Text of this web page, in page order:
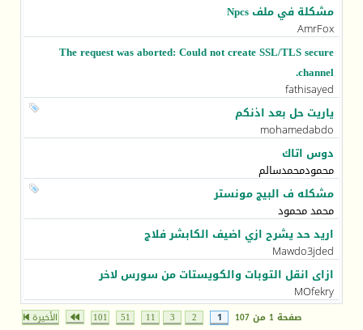
مشكلة في ملف Npcs
AmrFox
The request was aborted: Could not create SSL/TLS secure
channel.
fathisayed
ياريت حل بعد اذنكم
mohamedabdo
دوس اتاك
محمودمحمدسالم
مشكله ف البيج مونستر
محمد محمود
اريد حد يشرح ازي اضيف الكابشر فلاج
Mawdo3jded
ازاى انقل التوبات والكويستات من سورس لاخر
MOfekry
صفحة 1 من 107 1
2
3
11
51
101 الأخيرة